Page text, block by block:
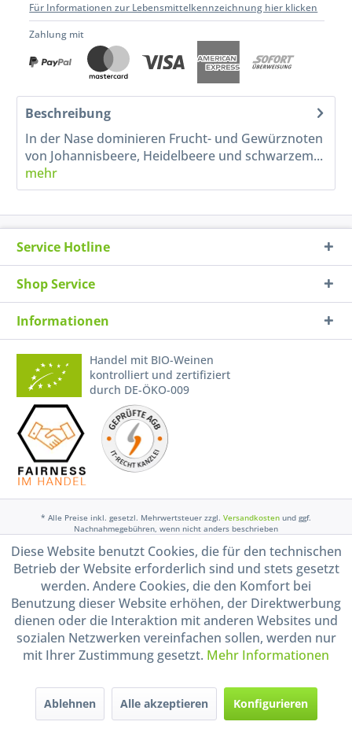
Für Informationen zur Lebensmittelkennzeichnung hier klicken
Zahlung mit
Beschreibung
In der Nase dominieren Frucht- und Gewürznoten
von Johannisbeere, Heidelbeere und schwarzem...
mehr
Service Hotline
Shop Service
Informationen
Handel mit BIO-Weinen
kontrolliert und zertifiziert
durch DE-ÖKO-009
* Alle Preise inkl. gesetzl. Mehrwertsteuer zzgl. Versandkosten und ggf.
Nachnahmegebühren, wenn nicht anders beschrieben
Widerruf erklären
Ternum Internet Services
Shopware
Diese Website benutzt Cookies, die für den technischen
Betrieb der Website erforderlich sind und stets gesetzt
werden. Andere Cookies, die den Komfort bei
Benutzung dieser Website erhöhen, der Direktwerbung
dienen oder die Interaktion mit anderen Websites und
sozialen Netzwerken vereinfachen sollen, werden nur
mit Ihrer Zustimmung gesetzt. Mehr Informationen
Ablehnen Alle akzeptieren Konfigurieren